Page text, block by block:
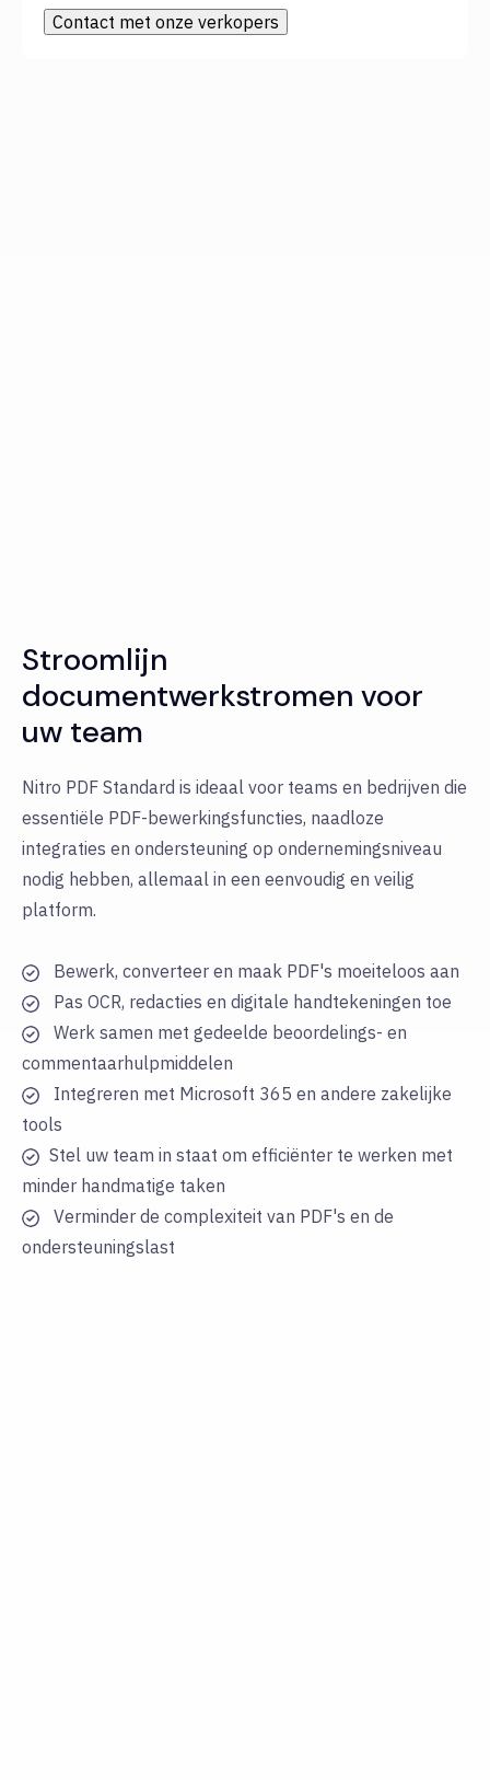
Stroomlijn
documentwerkstromen voor
uw team
Nitro PDF Standard is ideaal voor teams en bedrijven die
essentiële PDF-bewerkingsfuncties, naadloze
integraties en ondersteuning op ondernemingsniveau
nodig hebben, allemaal in een eenvoudig en veilig
platform.
Bewerk, converteer en maak PDF's moeiteloos aan
Pas OCR, redacties en digitale handtekeningen toe
Werk samen met gedeelde beoordelings- en
commentaarhulpmiddelen
Integreren met Microsoft 365 en andere zakelijke
tools
Stel uw team in staat om efficiënter te werken met
minder handmatige taken
Verminder de complexiteit van PDF's en de
ondersteuningslast